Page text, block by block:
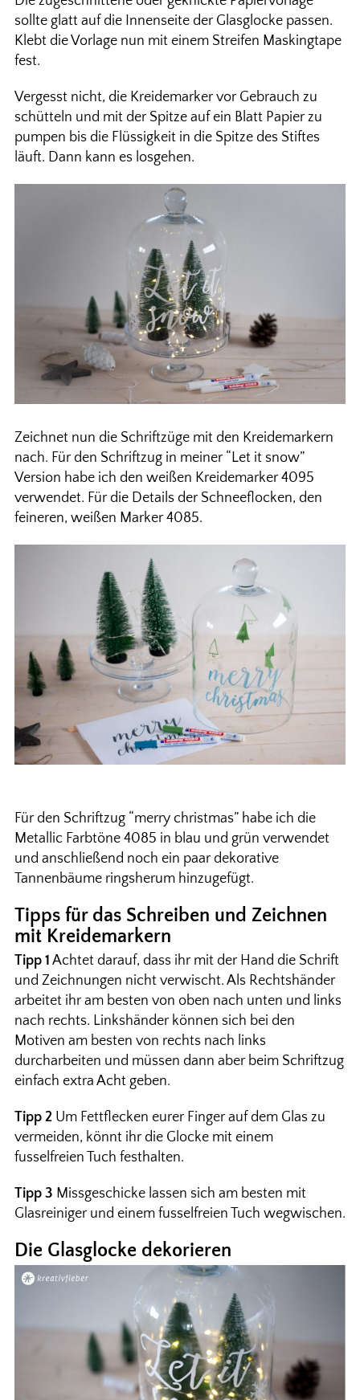
sollte glatt auf die Innenseite der Glasglocke passen.
Klebt die Vorlage nun mit einem Streifen Maskingtape
fest.
Vergesst nicht, die Kreidemarker vor Gebrauch zu
schütteln und mit der Spitze auf ein Blatt Papier zu
pumpen bis die Flüssigkeit in die Spitze des Stiftes
läuft. Dann kann es losgehen.
Zeichnet nun die Schriftzüge mit den Kreidemarkern
nach. Für den Schriftzug in meiner “Let it snow”
Version habe ich den weißen Kreidemarker 4095
verwendet. Für die Details der Schneeflocken, den
feineren, weißen Marker 4085.
Für den Schriftzug “merry christmas” habe ich die
Metallic Farbtöne 4085 in blau und grün verwendet
und anschließend noch ein paar dekorative
Tannenbäume ringsherum hinzugefügt.
Tipps für das Schreiben und Zeichnen
mit Kreidemarkern
Tipp 1 Achtet darauf, dass ihr mit der Hand die Schrift
und Zeichnungen nicht verwischt. Als Rechtshänder
arbeitet ihr am besten von oben nach unten und links
nach rechts. Linkshänder können sich bei den
Motiven am besten von rechts nach links
durcharbeiten und müssen dann aber beim Schriftzug
einfach extra Acht geben.
Tipp 2Um Fettflecken eurer Finger auf dem Glas zu
vermeiden, könnt ihr die Glocke mit einem
fusselfreien Tuch festhalten.
Tipp 3 Missgeschicke lassen sich am besten mit
Glasreiniger und einem fusselfreien Tuch wegwischen.
Die Glasglocke dekorieren